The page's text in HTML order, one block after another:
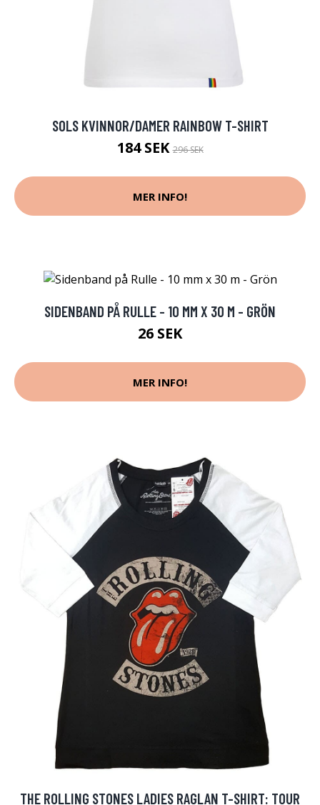
SOLS KVINNOR/DAMER RAINBOW T-SHIRT
184 SEK296 SEK
MER INFO!
SIDENBAND PÅ RULLE - 10 MM X 30 M - GRÖN
26 SEK
MER INFO!
THE ROLLING STONES LADIES RAGLAN T-SHIRT: TOUR